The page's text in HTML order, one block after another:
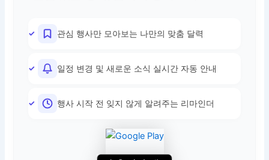
관심 행사만 모아보는 나만의 맞춤 달력
일정 변경 및 새로운 소식 실시간 자동 안내
행사 시작 전 잊지 않게 알려주는 리마인더